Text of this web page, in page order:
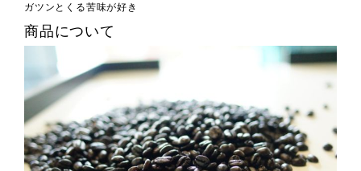
ガツンとくる苦味が好き
商品について